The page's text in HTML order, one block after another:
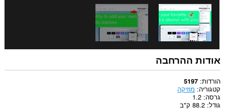
אודות ההרחבה
הורדות 5197
קטגוריה מוזיקה
גרסה 1.2
גודל 88.2 ק"ב